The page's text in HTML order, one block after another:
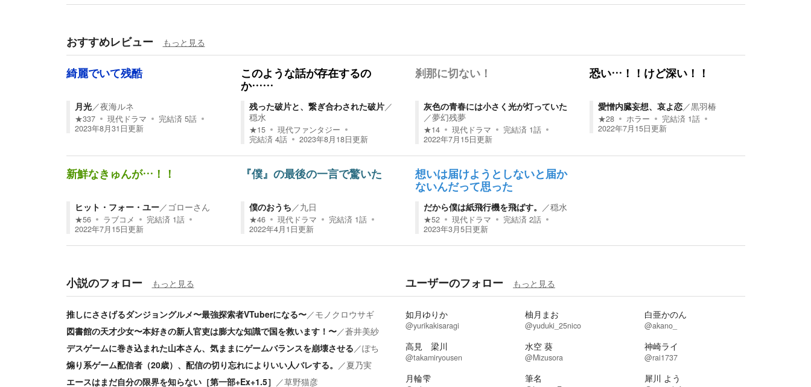
おすすめレビュー もっと見る
綺麗でいて残酷
月光／夜海ルネ
★337 現代ドラマ 完結済 5話
2023年8月31日更新
このような話が存在するの
か……
残った破片と、繋ぎ合わされた破片／
穏水
★15
現代ファンタジー
完結済 4話 2023年8月18日更新
刹那に切ない！
灰色の青春には小さく光が灯っていた
／夢幻残夢
★14 現代ドラマ 完結済 1話
2022年7月15日更新
恐い…！！けど深い！！
愛憎内臓妄想、哀よ恋／黒羽椿
★28 ホラー 完結済 1話
2022年7月15日更新
新鮮なきゅんが…！！
ヒット・フォー・ユー／ ゴローさん
★56 ラブコメ 完結済 1話
2022年7月15日更新
『僕』の最後の一言で驚いた
僕のおうち／九日
★46 現代ドラマ 完結済 1話
2022年4月1日更新
想いは届けようとしないと届か
ないんだって思った
だから僕は紙飛行機を飛ばす。 ／穏水
★52 現代ドラマ 完結済 2話
2023年3月5日更新
小説のフォロー もっと見る
推しにささげるダンジョングルメ〜最強探索者VTuberになる〜／モノクロウサギ
図書館の天才少女〜本好きの新人官吏は膨大な知識で国を救います！〜／蒼井美紗
デスゲームに巻き込まれた山本さん、気ままにゲームバランスを崩壊させる／ぽち
煽り系ゲーム配信者（20歳）、配信の切り忘れによりいい人バレする。 ／夏乃実
エースはまだ自分の限界を知らない［第一部+Ex+1.5］ ／草野猫彦
ユーザーのフォロー もっと見る
如月ゆりか
@yurikakisaragi
柚月まお
@yuduki_25nico
白亜かのん
@akano_
高見 梁川
@takamiryousen
水空 葵
@Mizusora
神崎ライ
@rai1737
月輪雫 筆名 犀川 よう